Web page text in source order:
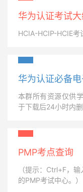
华为认证考试大
HCIA-HCIP-HCIE
华为认证必备
本群所有资源仅供
于下载后24小时内
PMP考点查询
（提示：Ctrl+F，
的PMP考试中心。）